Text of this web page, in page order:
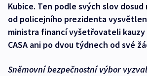
Kubice. Ten podle svých slov
od policejního prezidenta
ministra financí vyšetřovateli
CASA ani po dvou týdnech od své
Sněmovní bezpečnostní výbor